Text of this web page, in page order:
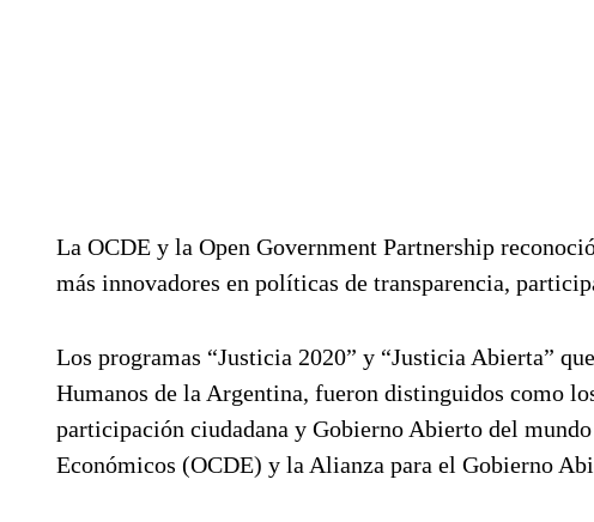
La OCDE y la Open Government Partnership
más innovadores en políticas de transparencia,
Los programas “Justicia 2020” y “Justicia Abierta”
Humanos de la Argentina, fueron distinguidos como
participación ciudadana y Gobierno Abierto del
Económicos (OCDE) y la Alianza para el Gobierno